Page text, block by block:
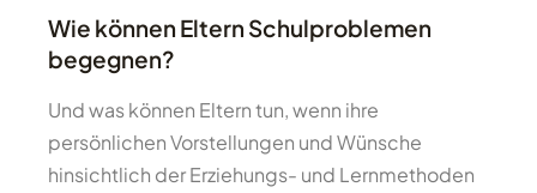
Wie können Eltern Schulproblemen
begegnen?
Und was können Eltern tun, wenn ihre
persönlichen Vorstellungen und Wünsche
hinsichtlich der Erziehungs- und Lernmethoden